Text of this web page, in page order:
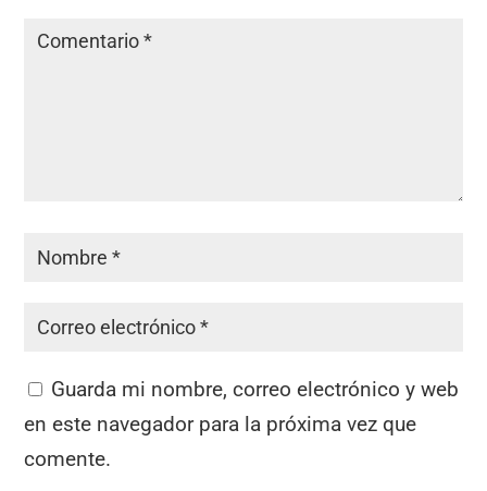
Guarda mi nombre, correo electrónico y web
en este navegador para la próxima vez que
comente.